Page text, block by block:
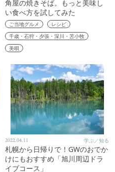
角屋の焼きそば。もっと美味し
い食べ方を試してみた
ご当地グルメ
レシピ
千歳・石狩・夕張・深川・苫小牧
美唄
2022.04.11 学ぶ／知る
札幌から日帰りで！GWのおでか
けにもおすすめ「旭川周辺ドラ
イブコース」